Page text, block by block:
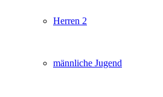
Herren 2
männliche Jugend